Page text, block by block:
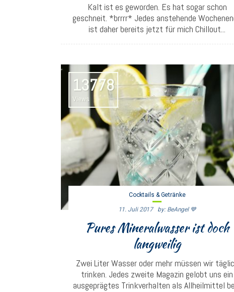
Kalt ist es geworden. Es hat sogar schon
geschneit. *brrrr* Jedes anstehende
ist daher bereits jetzt für mich Chillout...
13778
Views
Cocktails & Getränke
11. Juli 2017 By: BeAngel 💙
Pures Mineralwasser ist doch
langweilig
Zwei Liter Wasser oder mehr müssen wir
trinken. Jedes zweite Magazin gelobt uns ein
ausgeprägtes Trinkverhalten als Allheilmittel